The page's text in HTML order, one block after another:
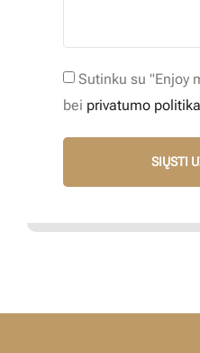
Sutinku su "Enjoy
bei privatumo politika
SIŲSTI